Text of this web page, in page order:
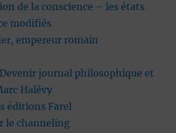
de la conscience – les états
modifiés
empereur romain
Devenir journal philosophique et
Halévy
éditions Farel
le channeling